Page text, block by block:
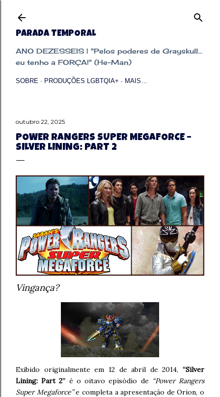
PARADA TEMPORAL
ANO DEZESSEIS | "Pelos poderes de Grayskull...
eu tenho a FORÇA!" (He-Man)
SOBRE PRODUÇÕES LGBTQIA+ MAIS…
outubro 22, 2025
POWER RANGERS SUPER MEGAFORCE –
SILVER LINING: PART 2
Vingança?
Exibido originalmente em 12 de abril de 2014, “Silver
Lining: Part 2” é o oitavo episódio de “Power Rangers
Super Megaforce”e completa a apresentação de Orion, o